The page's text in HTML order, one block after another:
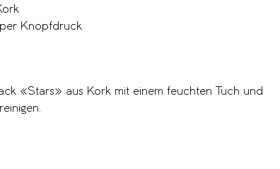
per Knopfdruck
«Stars» aus Kork mit einem feuchten Tuch und